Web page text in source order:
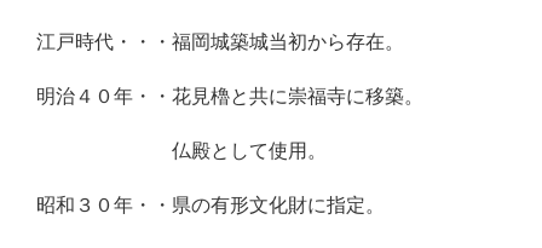
江戸時代・・・福岡城築城当初から存在。
明治４０年・・花見櫓と共に崇福寺に移築。
仏殿として使用。
昭和３０年・・県の有形文化財に指定。